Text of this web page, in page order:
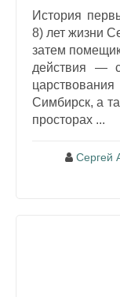
История
8) лет жизни
затем
действия —
Симбирск, а
просторах ...
Сергей